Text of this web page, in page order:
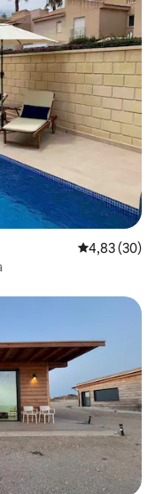
4,83 de uma
4,83 (30)